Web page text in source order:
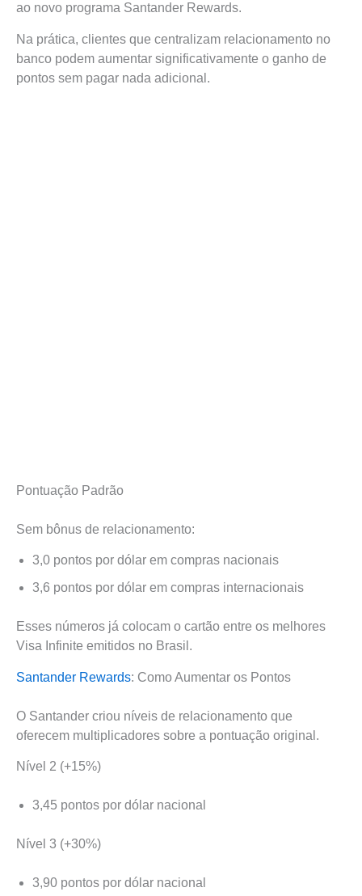
ao novo programa Santander Rewards.
Na prática, clientes que centralizam relacionamento no
banco podem aumentar significativamente o ganho de
pontos sem pagar nada adicional.
Pontuação Padrão
Sem bônus de relacionamento:
3,0 pontos por dólar em compras nacionais
3,6 pontos por dólar em compras internacionais
Esses números já colocam o cartão entre os melhores
Visa Infinite emitidos no Brasil.
Santander Rewards: Como Aumentar os Pontos
O Santander criou níveis de relacionamento que
oferecem multiplicadores sobre a pontuação original.
Nível 2 (+15%)
3,45 pontos por dólar nacional
Nível 3 (+30%)
3,90 pontos por dólar nacional